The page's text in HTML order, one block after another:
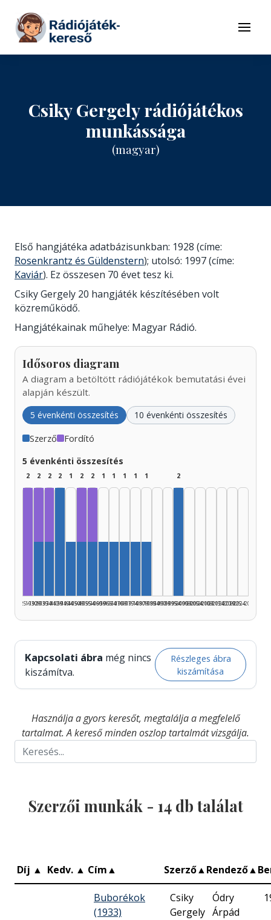
Tovább a tartalomhoz
Menü
Csiky Gergely rádiójátékos
munkássága
(magyar)
Első hangjátéka adatbázisunkban: 1928 (címe:
Rosenkrantz és Güldenstern); utolsó: 1997 (címe:
Kaviár). Ez összesen 70 évet tesz ki.
Csiky Gergely 20 hangjáték készítésében volt
közreműködő.
Hangjátékainak műhelye: Magyar Rádió.
Idősoros diagram
A diagram a betöltött rádiójátékok bemutatási évei
alapján készült.
5 évenkénti összesítés 10 évenkénti összesítés
Szerző Fordító
5 évenkénti összesítés
2
1925–1929
2
1930–1934
2
1935–1939
2
1940–1944
1
1945–1949
2
1950–1954
2
1955–1959
1
1960–1964
1
1965–1969
1
1970–1974
1
1975–1979
1
1980–1984
1985–1989
1990–1994
2
1995–1999
2000–2004
2005–2009
2010–2014
2015–2019
2020–2024
2025–2026
Kapcsolati ábra még nincs
kiszámítva.
Részleges ábra
kiszámítása
Használja a gyors keresőt, megtalálja a megfelelő
tartalmat. A kereső minden oszlop tartalmát vizsgálja.
Szerzői munkák - 14db találat
Díj ▲ Kedv. ▲ Cím▲ Szerző▲Rendező▲
Buborékok
(1933)
Csiky
Gergely
Ódry
Árpád